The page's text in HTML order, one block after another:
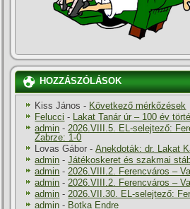
HOZZÁSZÓLÁSOK
Kiss János - Következő mérkőzések
Felucci - Lakat Tanár úr – 100 év
admin - 2026.VIII.5. EL-selejtező:
Zabrze: 1-0
Lovas Gábor -Anekdoták: dr. Lakat
admin -Játékoskeret és szakmai
admin - 2026.VIII.2. Ferencváros –
admin - 2026.VIII.2. Ferencváros –
admin - 2026.VII.30. EL-selejtező:
admin - Botka Endre